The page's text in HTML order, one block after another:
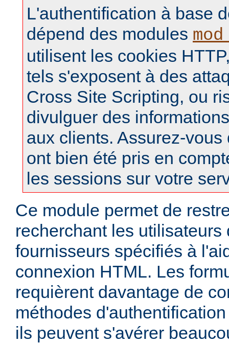
L'authentification à base
dépend des modules
utilisent les cookies
tels s'exposent à des
Cross Site Scripting, ou
divulguer des
aux clients. Assurez-
ont bien été pris en
les sessions sur votre
Ce module permet de
recherchant les utilisateurs
fournisseurs spécifiés à
connexion HTML. Les
requièrent davantage de
méthodes
ils peuvent s'avérer